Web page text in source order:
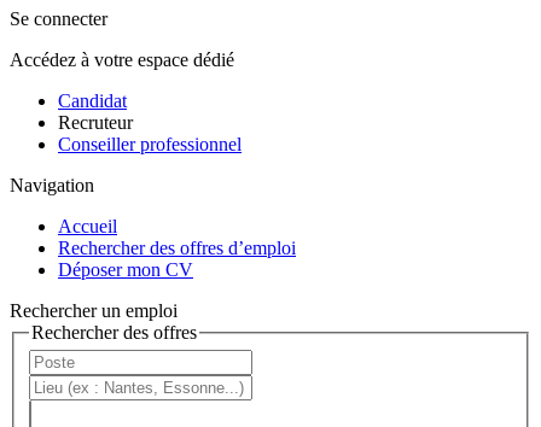
Se connecter
Accédez à votre espace dédié
Candidat
Recruteur
Conseiller professionnel
Navigation
Accueil
Rechercher des offres d’emploi
Déposer mon CV
Rechercher un emploi
Rechercher des offres